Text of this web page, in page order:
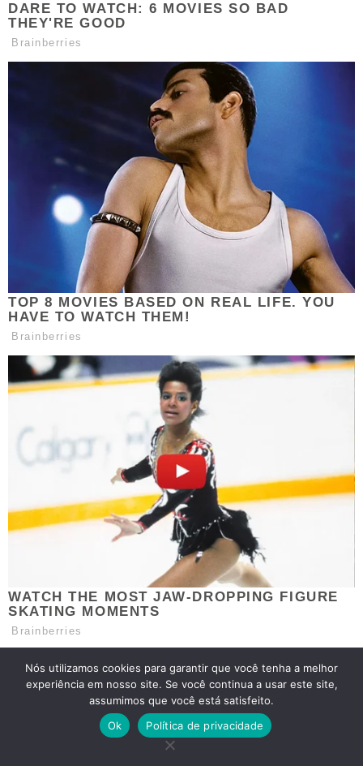
Nós utilizamos cookies para garantir que você tenha a melhor
experiência em nosso site. Se você continua a usar este site,
assumimos que você está satisfeito.
Ok
Política de privacidade